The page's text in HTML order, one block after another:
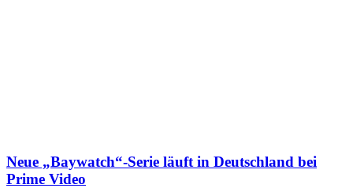
Neue „Baywatch“-Serie läuft in Deutschland bei
Prime Video